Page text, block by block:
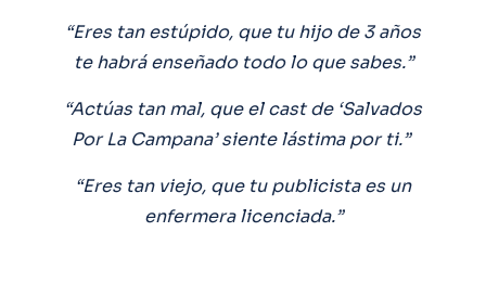
“Eres tan estúpido, que tu hijo de 3 años
te habrá enseñado todo lo que sabes.”
“Actúas tan mal, que el cast de ‘Salvados
Por La Campana’ siente lástima por ti.”
“Eres tan viejo, que tu publicista es un
enfermera licenciada.”